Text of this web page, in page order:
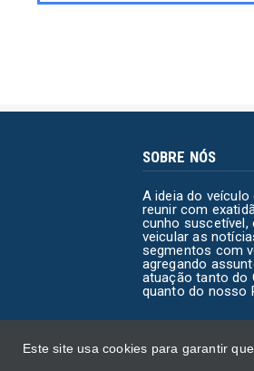
Este site usa cookies para garantir
SOBRE NÓS
A ideia do
reunir com
cunho suscetível,
veicular as
segmentos com
agregando
atuação tanto do
quanto do nosso
Copyright ©2026 |